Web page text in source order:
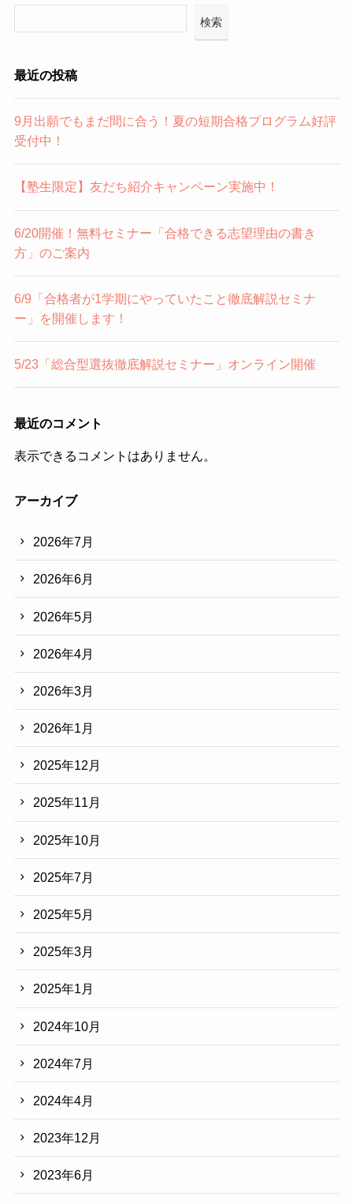
検索
最近の投稿
9月出願でもまだ間に合う！夏の短期合格プログラム好評
受付中！
【塾生限定】友だち紹介キャンペーン実施中！
6/20開催！無料セミナー「合格できる志望理由の書き
方」のご案内
6/9「合格者が1学期にやっていたこと徹底解説セミナ
ー」を開催します！
5/23「総合型選抜徹底解説セミナー」オンライン開催
最近のコメント
表示できるコメントはありません。
アーカイブ
2026年7月
2026年6月
2026年5月
2026年4月
2026年3月
2026年1月
2025年12月
2025年11月
2025年10月
2025年7月
2025年5月
2025年3月
2025年1月
2024年10月
2024年7月
2024年4月
2023年12月
2023年6月